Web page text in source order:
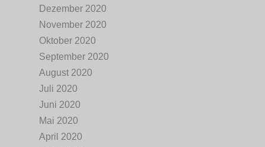
Dezember 2020
November 2020
Oktober 2020
September 2020
August 2020
Juli 2020
Juni 2020
Mai 2020
April 2020